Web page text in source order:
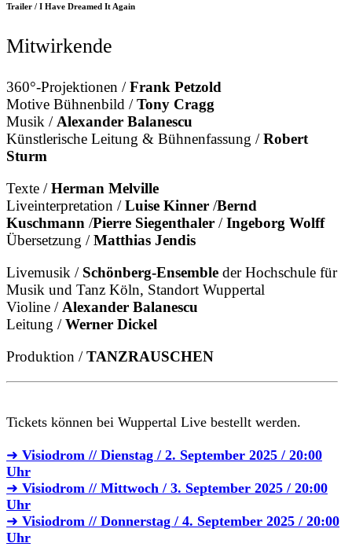
Trailer / I Have Dreamed It Again
Mitwirkende
360°-Projektionen /Frank Petzold
Motive Bühnenbild /Tony Cragg
Musik / Alexander Balanescu
Künstlerische Leitung & Bühnenfassung /Robert
Sturm
Texte /Herman Melville
Liveinterpretation /Luise Kinner /Bernd
Kuschmann /Pierre Siegenthaler /Ingeborg Wolff
Übersetzung /Matthias Jendis
Livemusik / Schönberg-Ensemble der Hochschule für
Musik und Tanz Köln, Standort Wuppertal
Violine /Alexander Balanescu
Leitung /Werner Dickel
Produktion /TANZRAUSCHEN
Tickets können bei Wuppertal Live bestellt werden.
➜ Visiodrom // Dienstag / 2. September 2025 / 20:00
Uhr
➜ Visiodrom // Mittwoch / 3. September 2025 / 20:00
Uhr
➜ Visiodrom // Donnerstag / 4. September 2025 / 20:00
Uhr